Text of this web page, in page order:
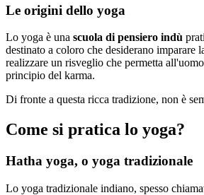
Le origini dello yoga
Lo yoga è una scuola di pensiero indù
destinato a coloro che desiderano
realizzare un risveglio che permetta
principio del karma.
Di fronte a questa ricca tradizione, non è
Come si pratica lo yoga?
Hatha yoga, o yoga tradizionale
Lo yoga tradizionale indiano, spesso